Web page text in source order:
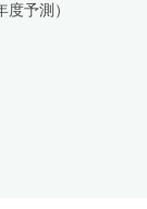
予測）